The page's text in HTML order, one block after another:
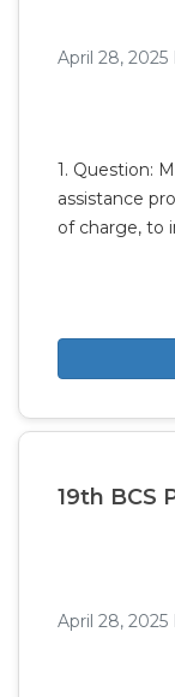
April 28, 2025
1. Question:
assistance
of charge, to
19th BCS
April 28, 2025